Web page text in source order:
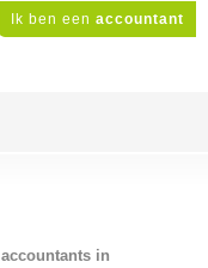
Ik ben een accountant
accountants in